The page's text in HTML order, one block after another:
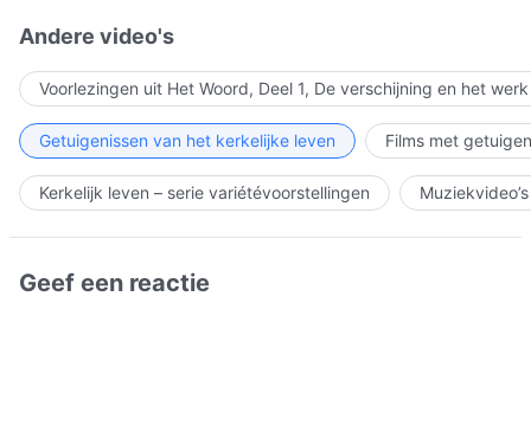
Andere video's
Voorlezingen uit Het Woord, Deel 1, De verschijning en het
Getuigenissen van het kerkelijke leven Films met
Kerkelijk leven – serie variétévoorstellingen Muziekvideo’s
Geef een reactie